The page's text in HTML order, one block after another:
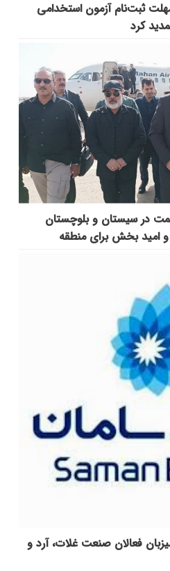
ثبت‌نام آزمون استخدامی
در سیستان و بلوچستان
امید بخش برای منطقه
فعالان صنعت غلات، آرد و